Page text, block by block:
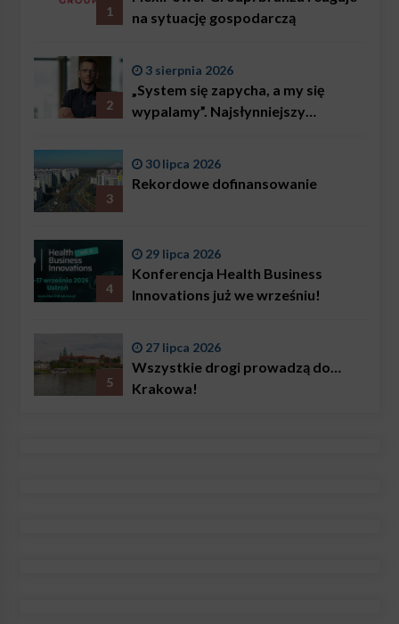
1
na sytuację gospodarczą
2
3 sierpnia 2026
„System się zapycha, a my się
wypalamy”. Najsłynniejszy
problemem są nie tylko choroby
3
30 lipca 2026
Rekordowe dofinansowanie
4
29 lipca 2026
Konferencja Health Business
Innovations już we wrześniu!
5
27 lipca 2026
Wszystkie drogi prowadzą do…
Krakowa!